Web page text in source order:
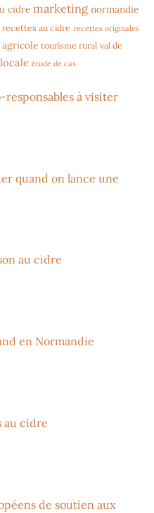
cidre marketing normandie
recettes au cidre recettes originales
tourisme rural val de
étude de cas
à visiter
quand on lance une
au cidre
en Normandie
au cidre
de soutien aux